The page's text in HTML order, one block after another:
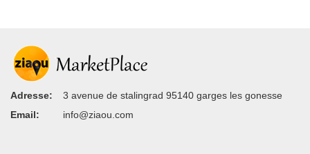
Adresse:
3 avenue de stalingrad 95140 garges les gonesse
Email:
info@ziaou.com